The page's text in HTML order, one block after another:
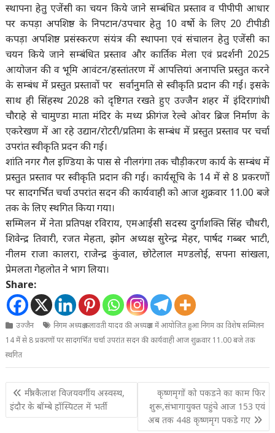
स्थापना हेतु एजेंसी का चयन किये जाने सम्बंधित प्रस्ताव व पीपीपी आधार
पर कपड़ा अपशिष्ठ के निपटान/उपचार हेतु 10 वर्षो के लिए 20 टीपीडी
कपड़ा अपशिष्ठ प्रसंस्करण संयंत्र की स्थापना एवं संचालन हेतु एजेंसी का
चयन किये जाने सम्बंधित प्रस्ताव और कार्तिक मेला एवं प्रदर्शनी 2025
आयोजन की व भूमि आवंटन/हस्तांतरण में आपत्तियां अनापत्ति प्रस्तुत करने
के सम्बंध में प्रस्तुत प्रस्तावों पर सर्वानुमति से स्वीकृति प्रदान की गई। इसके
साथ ही सिंहस्थ 2028 को दृष्टिगत रखते हुए उज्जैन शहर में इंदिरागांधी
चौराहे से चामुण्डा माता मंदिर के मध्य फ्रीगंज रेल्वे ओवर ब्रिज निर्माण के
एकरेखण में आ रहे उद्यान/रोटरी/प्रतिमा के सम्बंध में प्रस्तुत प्रस्ताव पर चर्चा
उपरांत स्वीकृति प्रदन की गई।
शांति नगर गैल इण्डिया के पास से नीलगंगा तक चौड़ीकरण कार्य के सम्बंध में
प्रस्तुत प्रस्ताव पर स्वीकृति प्रदान की गई। कार्यसूचि के 14 में से 8 प्रकरणों
पर सादगर्भित चर्चा उपरांत सदन की कार्यवाही को आज शुक्रवार 11.00 बजे
तक के लिए स्थगित किया गया।
सम्मिलन में नेता प्रतिपक्ष रविराय, एमआईसी सदस्य दुर्गाशक्ति सिंह चौधरी,
शिवेन्द्र तिवारी, रजत मेहता, झोन अध्यक्ष सुरेन्द्र मेहर, पार्षद गब्बर भाटी,
नीलम राजा कालरा, राजेन्द्र कुंवाल, छोटेलाल मण्डलोई, सपना सांखला,
प्रेमलता गेहलोत ने भाग लिया।
Share:
उज्जैन
निगम अध्यक्ष कलावती यादव की अध्यक्षता में आयोजित हुआ निगम का विशेष सम्मिलन
14 में से 8 प्रकरणों पर सादगर्भित चर्चा उपरांत सदन की कार्यवाही आज शुक्रवार 11.00 बजे तक
स्थगित
Post
navigation
मंत्री कैलाश विजयवर्गीय अस्वस्थ,
इंदौर के बॉम्बे हॉस्पिटल में भर्ती
कृष्णमृगों को पकडने का काम फिर
शुरू,संभागायुक्त पहुंचे आज 153 एवं
अब तक 448 कृष्णमृग पकडे गए